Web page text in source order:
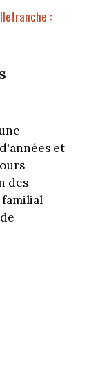
:
et
des
Pa